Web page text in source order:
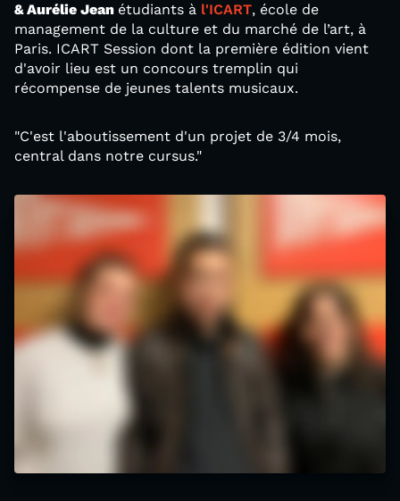
& Aurélie Jean étudiants à l'ICART, école de
management de la culture et du marché de l’art, à
Paris. ICART Session dont la première édition vient
d'avoir lieu est un concours tremplin qui
récompense de jeunes talents musicaux.
"C'est l'aboutissement d'un projet de 3/4 mois,
central dans notre cursus."